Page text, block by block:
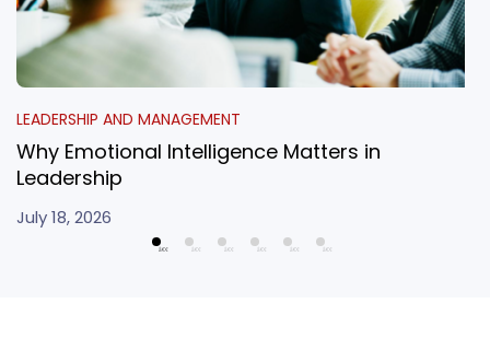
LEADERSHIP AND MANAGEMENT
Why Emotional Intelligence Matters in
Leadership
July 18, 2026